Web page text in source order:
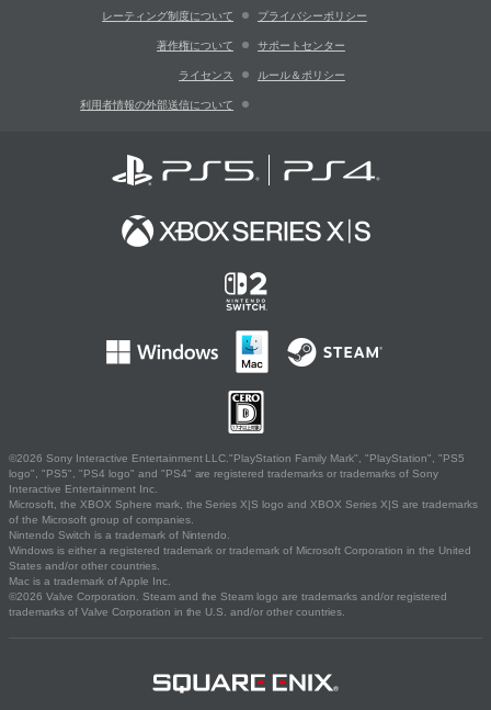
レーティング制度について プライバシーポリシー
著作権について サポートセンター
ライセンス ルール＆ポリシー
利用者情報の外部送信について
©2026 Sony Interactive Entertainment LLC."PlayStation Family Mark", "PlayStation", "PS5
logo", "PS5", "PS4 logo" and "PS4" are registered trademarks or trademarks of Sony
Interactive Entertainment Inc.
Microsoft, the XBOX Sphere mark, the Series X|S logo and XBOX Series X|S are trademarks
of the Microsoft group of companies.
Nintendo Switch is a trademark of Nintendo.
Windows is either a registered trademark or trademark of Microsoft Corporation in the United
States and/or other countries.
Mac is a trademark of Apple Inc.
©2026 Valve Corporation. Steam and the Steam logo are trademarks and/or registered
trademarks of Valve Corporation in the U.S. and/or other countries.